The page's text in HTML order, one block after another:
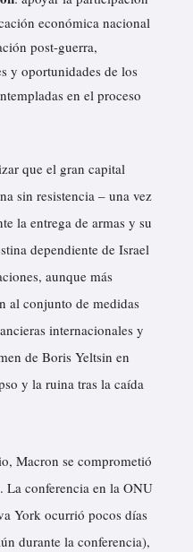
económica nacional
post-guerra,
y oportunidades de los
en el proceso
que el gran capital
sin resistencia – una vez
la entrega de armas y su
dependiente de Israel
aunque más
al conjunto de medidas
internacionales y
de Boris Yeltsin en
y la ruina tras la caída
Macron se comprometió
La conferencia en la ONU
York ocurrió pocos días
durante la conferencia),